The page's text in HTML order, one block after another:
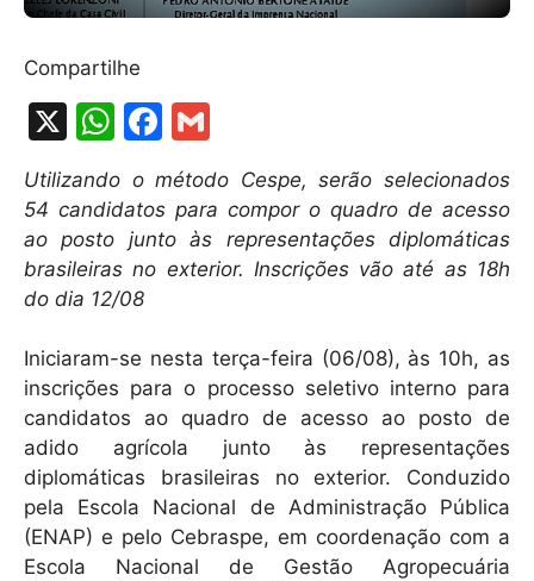
Compartilhe
X
W
at
s
A
p
p
F
a
c
e
b
o
k
m
ai
l
Utilizando o método Cespe, serão selecionados
54 candidatos para compor o quadro de acesso
ao posto junto às representações diplomáticas
brasileiras no exterior. Inscrições vão até as 18h
do dia 12/08
Iniciaram-se nesta terça-feira (06/08), às 10h, as
inscrições para o processo seletivo interno para
candidatos ao quadro de acesso ao posto de
adido agrícola junto às representações
diplomáticas brasileiras no exterior. Conduzido
pela Escola Nacional de Administração Pública
(ENAP) e pelo Cebraspe, em coordenação com a
Escola Nacional de Gestão Agropecuária